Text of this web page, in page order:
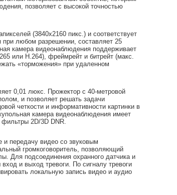
позволяет с высокой точностью
(3840х2160 пикс.) и соответствует
при любом разрешении, составляет 25
камера видеонаблюдения поддерживает
или H.264), фреймрейт и битрейт (макс.
«торможения» при удаленном
0,01 люкс. Прожектор с 40-метровой
и позволяет решать задачи
четкости и информативности картинки в
камера видеонаблюдения имеет
2D/3D DNR.
и передачу видео со звуковым
громкоговоритель, позволяющий
Для подсоединения охранного датчика и
и выход тревоги. По сигналу тревоги
локальную запись видео и аудио